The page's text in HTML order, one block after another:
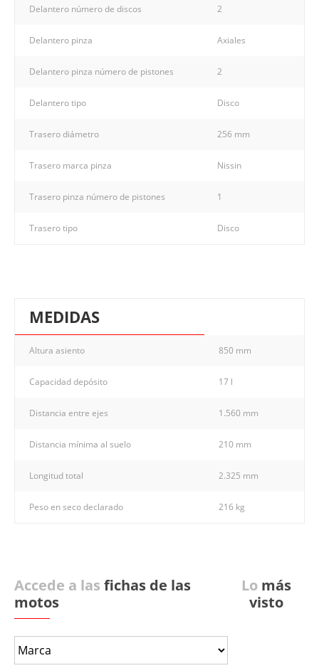
Delantero número de discos 2
Delantero pinza Axiales
Delantero pinza número de pistones 2
Delantero tipo Disco
Trasero diámetro 256 mm
Trasero marca pinza Nissin
Trasero pinza número de pistones 1
Trasero tipo Disco
MEDIDAS
Altura asiento 850 mm
Capacidad depósito 17 l
Distancia entre ejes 1.560 mm
Distancia mínima al suelo 210 mm
Longitud total 2.325 mm
Peso en seco declarado 216 kg
Accede a las fichas de las
motos
Lo más
visto